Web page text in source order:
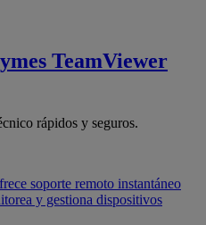
TeamViewer
rápidos y seguros.
soporte remoto instantáneo
y gestiona dispositivos